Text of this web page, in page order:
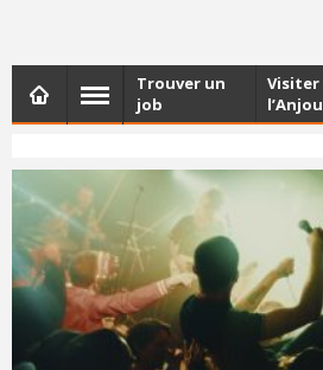
Trouver un
job
Visiter
l’Anjou